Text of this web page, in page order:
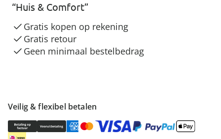
Veilig & flexibel betalen
“Huis & Comfort”
Gratis kopen op rekening
Gratis retour
Geen minimaal bestelbedrag